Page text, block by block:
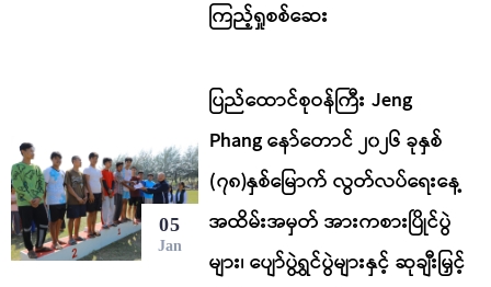
ကြည့်ရှုစစ်ဆေး
05
Jan
ပြည်ထောင်စုဝန်ကြီး Jeng
Phang နော်တောင် ၂၀၂၆ ခုနှစ်
(၇၈)နှစ်မြောက် လွတ်လပ်ရေးနေ့
အထိမ်းအမှတ် အားကစားပြိုင်ပွဲ
များ၊ ပျော်ပွဲရွှင်ပွဲများနှင့် ဆုချီးမြှင့်